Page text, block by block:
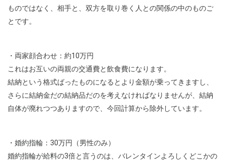
ものではなく、相手と、双方を取り巻く人との関係の中のものご
とです。
・両家顔合わせ：約10万円
これはお互いの両親の交通費と飲食費になります。
結納という格式ばったものになるとより金額が乗ってきますし、
さらに結納金だの結納品だのを考えなければなりませんが、結納
自体が廃れつつありますので、今回計算から除外しています。
・婚約指輪：30万円（男性のみ）
婚約指輪が給料の3倍と言うのは、バレンタインよろしくどこかの